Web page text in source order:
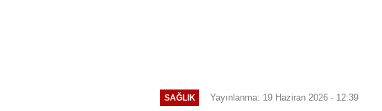
SAĞLIK Yayınlanma: 19 Haziran 2026 - 12:39